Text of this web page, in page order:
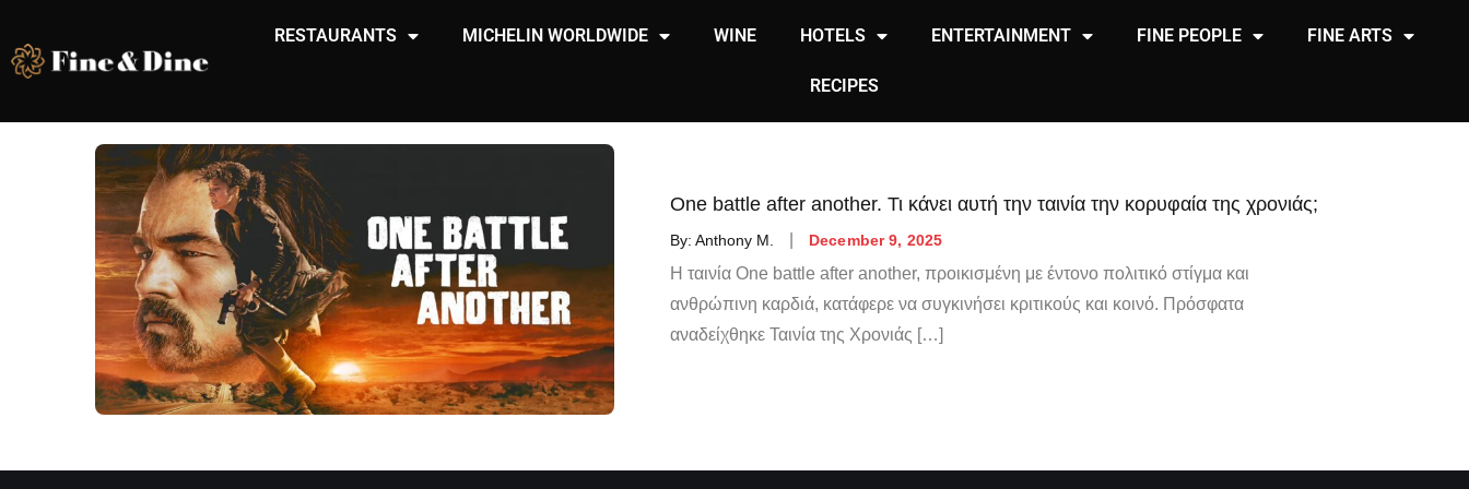
RESTAURANTS MICHELIN WORLDWIDE WINE HOTELS ENTERTAINMENT FINE PEOPLE FINE ARTS
RECIPES
One battle after another. Τι κάνει αυτή την ταινία την κορυφαία της χρονιάς;
By: Anthony M. December 9, 2025
Η ταινία One battle after another, προικισμένη με έντονο πολιτικό στίγμα και
ανθρώπινη καρδιά, κατάφερε να συγκινήσει κριτικούς και κοινό. Πρόσφατα
αναδείχθηκε Ταινία της Χρονιάς […]